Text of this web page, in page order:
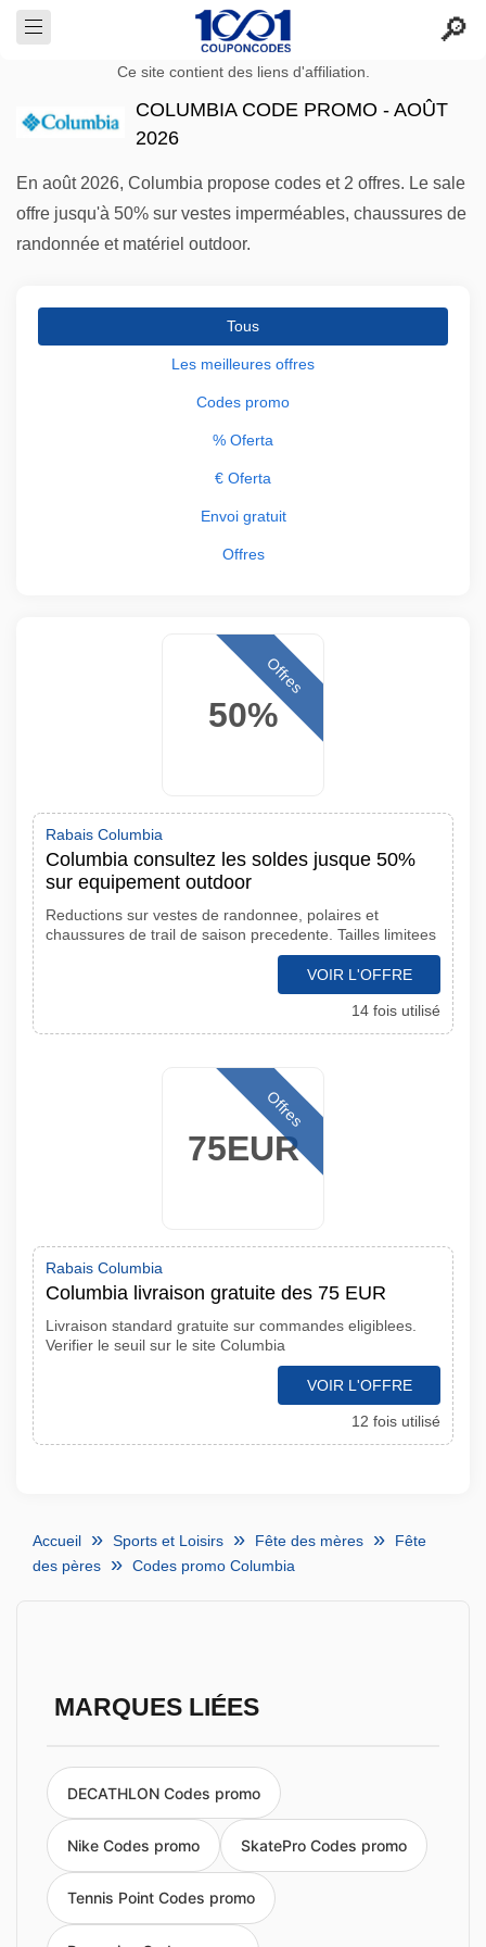
Ce site contient des liens d'affiliation.
COLUMBIA CODE PROMO - AOÛT
2026
En août 2026, Columbia propose codes et 2 offres. Le sale
offre jusqu'à 50% sur vestes imperméables, chaussures de
randonnée et matériel outdoor.
Tous
Les meilleures offres
Codes promo
% Oferta
€ Oferta
Envoi gratuit
Offres
50%
Offres
Rabais Columbia
Columbia consultez les soldes jusque 50%
sur equipement outdoor
Reductions sur vestes de randonnee, polaires et
chaussures de trail de saison precedente. Tailles limitees
VOIR L'OFFRE
14 fois utilisé
75EUR
Offres
Rabais Columbia
Columbia livraison gratuite des 75 EUR
Livraison standard gratuite sur commandes eligiblees.
Verifier le seuil sur le site Columbia
VOIR L'OFFRE
12 fois utilisé
Accueil Sports et Loisirs Fête des mères
Fête
des pères
Codes promo Columbia
MARQUES LIÉES
DECATHLON Codes promo
Nike Codes promo SkatePro Codes promo
Tennis Point Codes promo